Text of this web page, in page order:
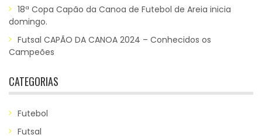
18ª Copa Capão da Canoa de Futebol de Areia inicia
domingo.
Futsal CAPÃO DA CANOA 2024 – Conhecidos os
Campeões
CATEGORIAS
Futebol
Futsal